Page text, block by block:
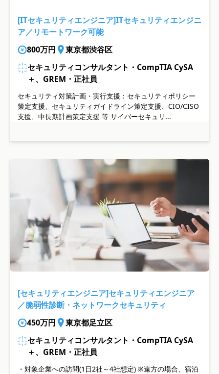
[ITセキュリティエンジニア]ITセキュリティエンジニ
ア／リモートワーク可能
800万円
東京都渋谷区
セキュリティコンサルタント・CompTIA CySA
＋、GREM・正社員
セキュリティ対策計画・実行支援：セキュリティポリシー
策定支援、セキュリティガイドライン策定支援、CIO/CISO
支援、中長期計画策定支援 等 サイバーセキュリ...
[セキュリティエンジニア]セキュリティエンジニア
／脆弱性診断・ネットワークセキュリティ
450万円
東京都足立区
セキュリティコンサルタント・CompTIA CySA
＋、GREM・正社員
・対象企業への訪問(1日2社～4社想定) ※遠方の場合、宿泊